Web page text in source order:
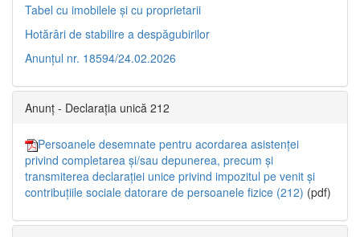
Tabel cu imobilele și cu proprietarii
Hotărâri de stabilire a despăgubirilor
Anunțul nr. 18594/24.02.2026
Anunț - Declarația unică 212
Persoanele desemnate pentru acordarea asistenței
privind completarea și/sau depunerea, precum și
transmiterea declarației unice privind impozitul pe venit și
contribuțiile sociale datorare de persoanele fizice (212) (pdf)